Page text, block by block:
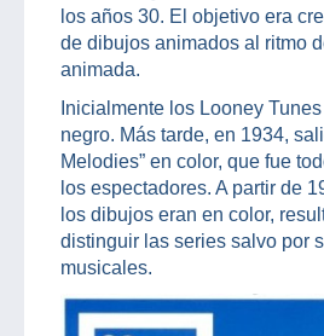
los años 30. El objetivo era
de dibujos animados al ritmo
animada.
Inicialmente los Looney
negro. Más tarde, en 1934,
Melodies” en color, que fue
los espectadores. A partir de
los dibujos eran en color,
distinguir las series salvo por
musicales.